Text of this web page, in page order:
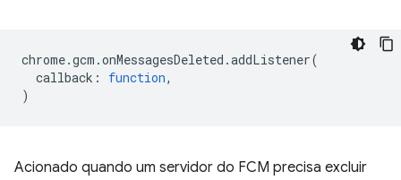
chrome.gcm .onMessagesDeleted .addListener(
callback : function,
)
Acionado quando um servidor do FCM precisa excluir